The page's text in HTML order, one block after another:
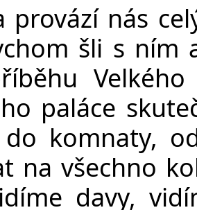
provází nás
šli s ním
paláce
do komnaty,
na všechno
davy,